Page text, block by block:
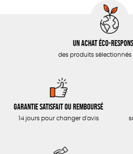
Un achat éco-
des produits sélectionnés
Garantie satisfait ou remboursé
14 jours pour changer d'avis